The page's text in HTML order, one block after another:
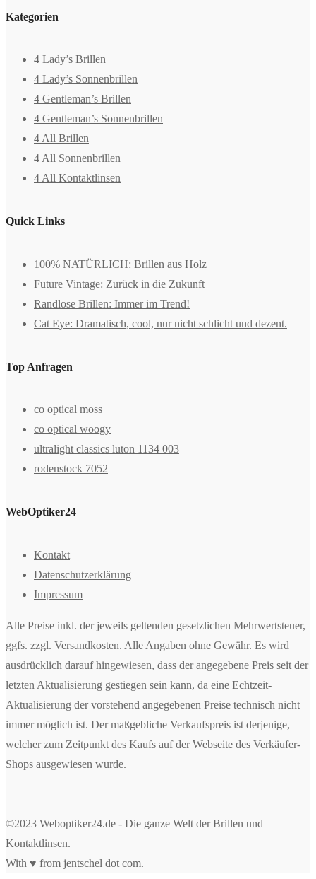
Kategorien
4 Lady’s Brillen
4 Lady’s Sonnenbrillen
4 Gentleman’s Brillen
4 Gentleman’s Sonnenbrillen
4 All Brillen
4 All Sonnenbrillen
4 All Kontaktlinsen
Quick Links
100% NATÜRLICH: Brillen aus Holz
Future Vintage: Zurück in die Zukunft
Randlose Brillen: Immer im Trend!
Cat Eye: Dramatisch, cool, nur nicht schlicht und dezent.
Top Anfragen
co optical moss
co optical woogy
ultralight classics luton 1134 003
rodenstock 7052
WebOptiker24
Kontakt
Datenschutzerklärung
Impressum
Alle Preise inkl. der jeweils geltenden gesetzlichen Mehrwertsteuer,
ggfs. zzgl. Versandkosten. Alle Angaben ohne Gewähr. Es wird
ausdrücklich darauf hingewiesen, dass der angegebene Preis seit der
letzten Aktualisierung gestiegen sein kann, da eine Echtzeit-
Aktualisierung der vorstehend angegebenen Preise technisch nicht
immer möglich ist. Der maßgebliche Verkaufspreis ist derjenige,
welcher zum Zeitpunkt des Kaufs auf der Webseite des Verkäufer-
Shops ausgewiesen wurde.
©2023 Weboptiker24.de - Die ganze Welt der Brillen und
Kontaktlinsen.
With ♥ from jentschel dot com.